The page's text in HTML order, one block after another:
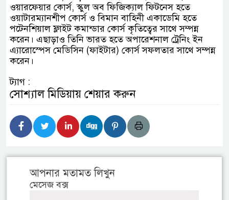
ওয়ারফেয়ার কোর্স, স্কুল অব ফিজিক্যাল ফিটনেস হতে
ওয়াটারম্যানশীপ কোর্স ও বিমান বাহিনী একাডেমি হতে
পটেনশিয়াল ফ্লাইট কমান্ডার কোর্স কৃতিত্বের সাথে সম্পন্ন
করেন। এছাড়াও তিনি ভারত হতে অপারেশনাল ট্রেনিং ইন
এ্যারোস্পেস মেডিসিন (ফাইটার) কোর্স সফলতার সাথে সম্পন্ন
করেন।
ট্যাগ :
সোশ্যাল মিডিয়ায় শেয়ার করুন
আপনার মতামত লিখুন
মেসেজ বক্স